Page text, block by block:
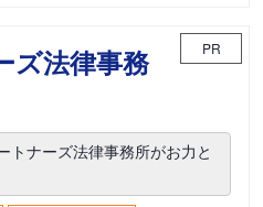
ズ法律事務
PR
トナーズ法律事務所がお力と